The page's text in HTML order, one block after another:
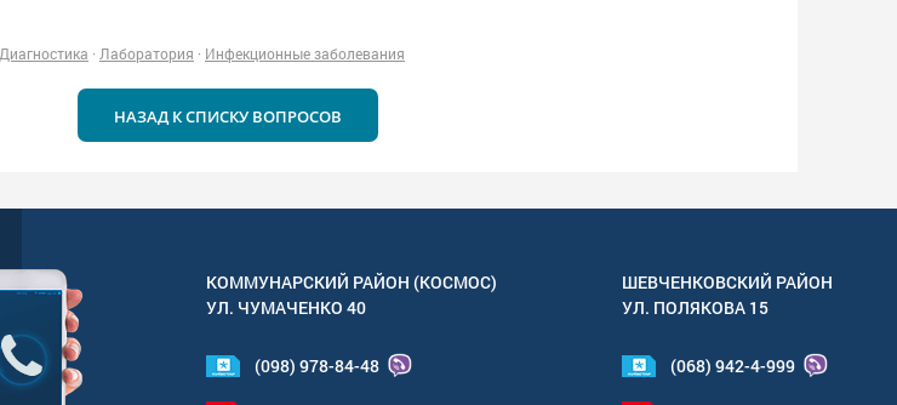
Диагностика · Лаборатория · Инфекционные заболевания
НАЗАД К СПИСКУ ВОПРОСОВ
КОММУНАРСКИЙ РАЙОН (КОСМОС)
УЛ. ЧУМАЧЕНКО 40
(098) 978-84-48
ШЕВЧЕНКОВСКИЙ РАЙОН
УЛ. ПОЛЯКОВА 15
(068) 942-4-999